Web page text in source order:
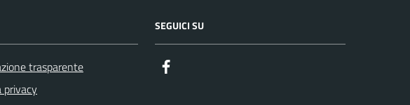
trasparente
SEGUICI SU